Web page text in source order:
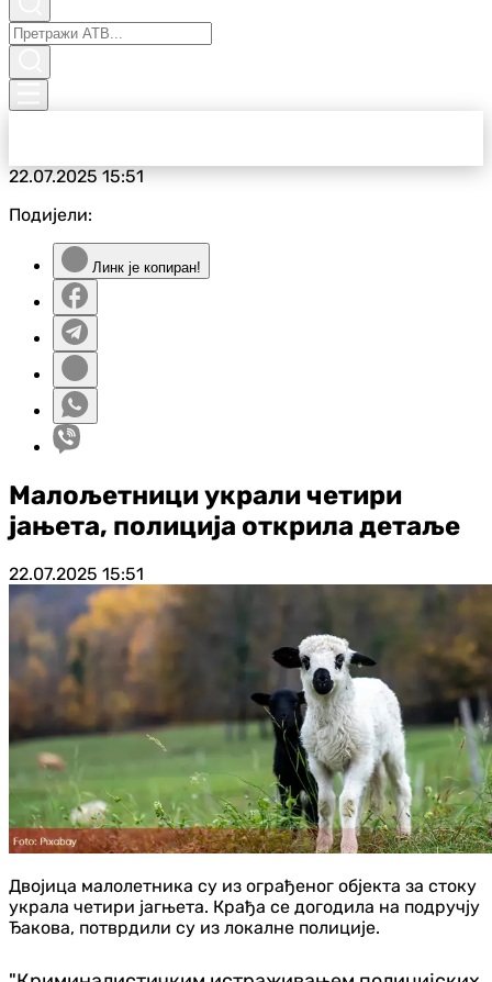
22.07.202515:51
Подијели:
Линк је копиран!
Малољетници украли четири
јањета, полиција открила детаље
22.07.2025 15:51
Двојица малолетника су из ограђеног објекта за стоку
украла четири јагњета. Крађа се догодила на подручју
Ђакова, потврдили су из локалне полиције.